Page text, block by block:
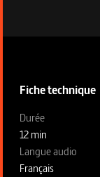
Fiche technique
Fiche
Durée
12 min
Langue audio
Français